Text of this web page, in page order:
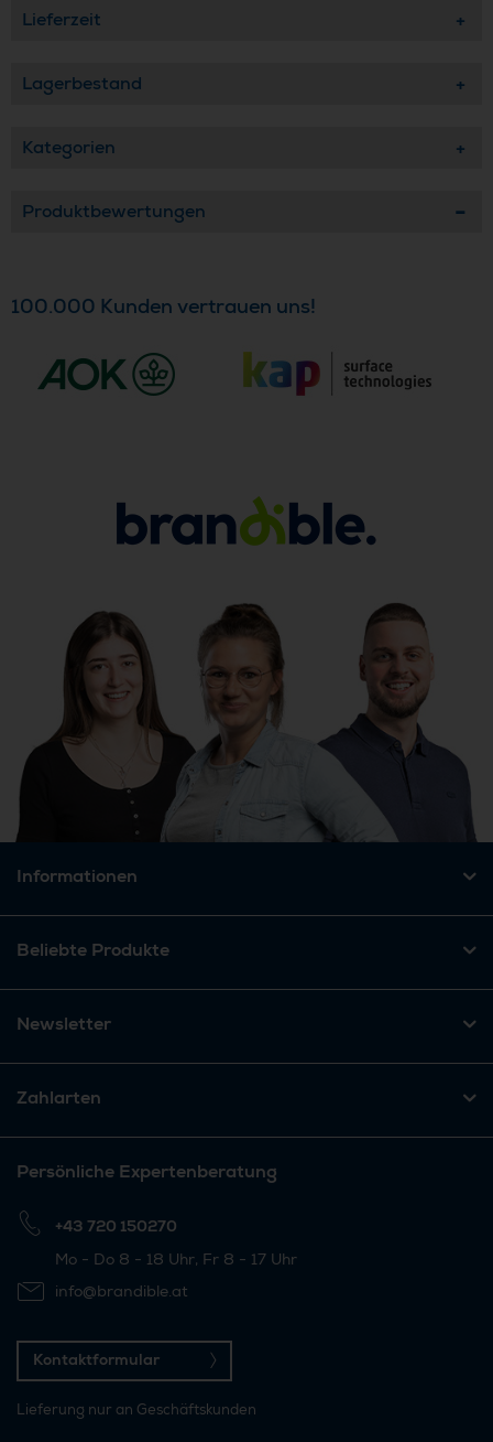
Lieferzeit
Lagerbestand
Kategorien
Produktbewertungen
100.000 Kunden vertrauen uns!
Informationen
Beliebte Produkte
Newsletter
Zahlarten
Persönliche Expertenberatung
+43 720 150270
Mo - Do 8 - 18 Uhr, Fr 8 - 17 Uhr
info@brandible.at
Kontaktformular
Lieferung nur an Geschäftskunden